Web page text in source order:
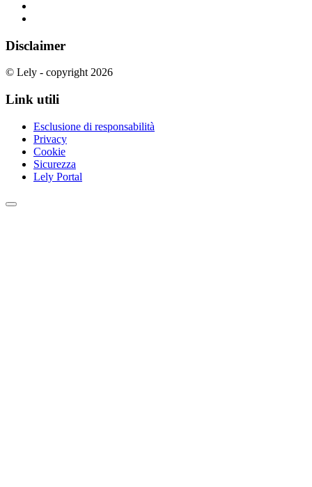
Disclaimer
© Lely - copyright 2026
Link utili
Esclusione di responsabilità
Privacy
Cookie
Sicurezza
Lely Portal